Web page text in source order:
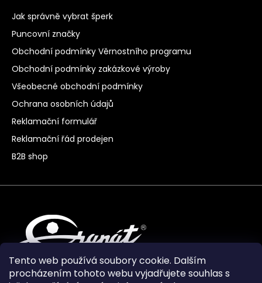
Tento web používá soubory cookie. Dalším
procházením tohoto webu vyjadřujete souhlas s
Jak správně vybrat šperk
Puncovní značky
Obchodní podmínky Věrnostního programu
Obchodní podmínky zakázkové výroby
Všeobecné obchodní podmínky
Ochrana osobních údajů
Reklamační formulář
Reklamační řád prodejen
B2B shop